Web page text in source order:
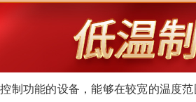
制功能的设备，能够在较宽的温度